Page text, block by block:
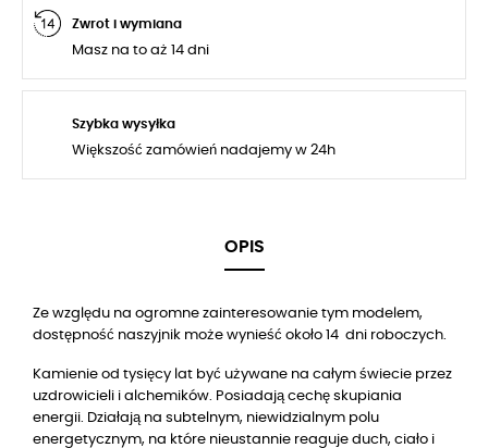
Zwrot i wymiana
Masz na to aż 14 dni
Szybka wysyłka
Większość zamówień nadajemy w 24h
OPIS
Ze względu na ogromne zainteresowanie tym modelem,
dostępność naszyjnik może wynieść około 14 dni roboczych.
Kamienie od tysięcy lat być używane na całym świecie przez
uzdrowicieli i alchemików. Posiadają cechę skupiania
energii. Działają na subtelnym, niewidzialnym polu
energetycznym, na które nieustannie reaguje duch, ciało i